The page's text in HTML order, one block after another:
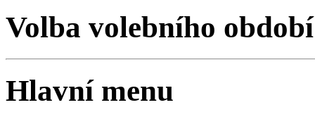
Volba volebního období
Hlavní menu